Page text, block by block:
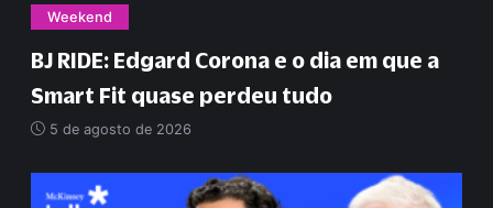
Weekend
BJ RIDE: Edgard Corona e o dia em que a
Smart Fit quase perdeu tudo
5 de agosto de 2026